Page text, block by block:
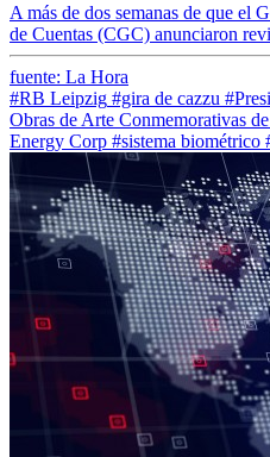
A más de dos semanas de que el
de Cuentas (CGC) anunciaron
fuente: La Hora
#RB Leipzig #gira de cazzu
Obras de Arte Conmemorativas
Energy Corp #sistema biométrico